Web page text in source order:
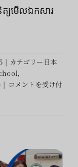
យមើលឯកសារ
| カテゴリー 日本
,
| ព័ត៌មាន
い
コメントを受け付
本語学校